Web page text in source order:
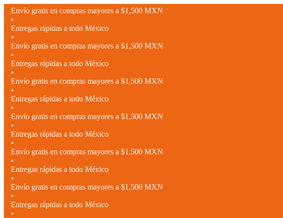
Envío gratis en compras mayores a $1,500 MXN
•
Entregas rápidas a todo México
•
Envío gratis en compras mayores a $1,500 MXN
•
Entregas rápidas a todo México
•
Envío gratis en compras mayores a $1,500 MXN
•
Entregas rápidas a todo México
•
Envío gratis en compras mayores a $1,500 MXN
•
Entregas rápidas a todo México
•
Envío gratis en compras mayores a $1,500 MXN
•
Entregas rápidas a todo México
•
Envío gratis en compras mayores a $1,500 MXN
•
Entregas rápidas a todo México
•